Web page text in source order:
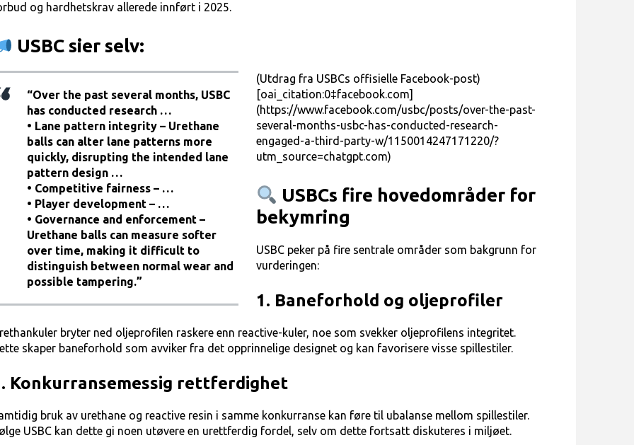
og hardhetskrav allerede innført i 2025.
USBC sier selv:
“Over the past several months, USBC
has conducted research …
• Lane pattern integrity – Urethane
balls can alter lane patterns more
quickly, disrupting the intended lane
pattern design …
• Competitive fairness – …
• Player development – …
• Governance and enforcement –
Urethane balls can measure softer
over time, making it difficult to
distinguish between normal wear and
possible tampering.”
(Utdrag fra USBCs offisielle Facebook-post)
[oai_citation:0‡facebook.com]
(https://www.facebook.com/usbc/posts/over-the-past-
several-months-usbc-has-conducted-research-
engaged-a-third-party-w/1150014247171220/?
utm_source=chatgpt.com)
USBCs fire hovedområder for
bekymring
USBC peker på fire sentrale områder som bakgrunn for
vurderingen:
1. Baneforhold og oljeprofiler
bryter ned oljeprofilen raskere enn reactive-kuler, noe som svekker oljeprofilens integritet.
skaper baneforhold som avviker fra det opprinnelige designet og kan favorisere visse spillestiler.
Konkurransemessig rettferdighet
bruk av urethane og reactive resin i samme konkurranse kan føre til ubalanse mellom spillestiler.
USBC kan dette gi noen utøvere en urettferdig fordel, selv om dette fortsatt diskuteres i miljøet.